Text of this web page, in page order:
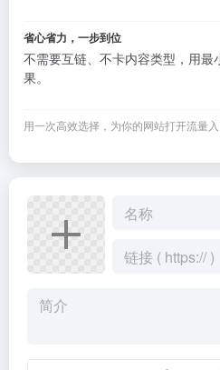
省心省力，一步到位
不需要互链、不卡内容类型，用
果。
用一次高效选择，为你的网站打开流量入